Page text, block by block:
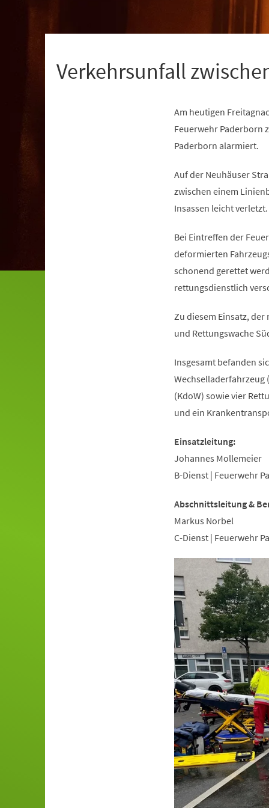
Verkehrsunfall
Am heutigen
Feuerwehr Paderborn
Paderborn alarmiert.
Auf der Neuhäuser
zwischen einem
Insassen leicht
Bei Eintreffen der
deformierten
schonend gerettet
rettungsdienstlich
Zu diesem Einsatz,
und Rettungswache
Insgesamt befanden
Wechselladerfahrzeug
(KdoW) sowie vier
und ein
Einsatzleitung:
Johannes Mollemeier
B-Dienst | Feuerwehr
Abschnittsleitung &
Markus Norbel
C-Dienst | Feuerwehr